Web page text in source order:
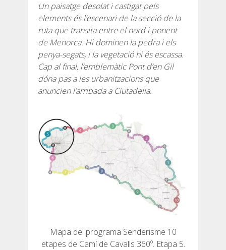
6 ETAPES
SELECCIÓ D’ETAPES
6 ETAPES
5 ETAPES
RUTA PER L’INTERIOR
Un paisatge desolat i castigat pels
elements és l’escenari de la secció de la
ruta que transita entre el nord i ponent
de Menorca. Hi dominen la pedra i els
penya-segats, i la vegetació hi és escassa.
Cap al final, l’emblemàtic Pont d’en Gil
dóna pas a les urbanitzacions que
anuncien l’arribada a Ciutadella.
Mapa del programa Senderisme 10
etapes de Camí de Cavalls 360º. Etapa 5.